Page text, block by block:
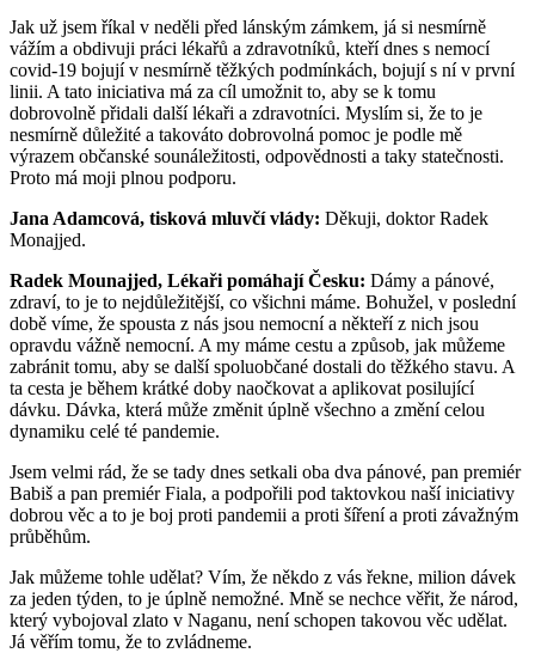
Jak už jsem říkal v neděli před lánským zámkem, já si nesmírně
vážím a obdivuji práci lékařů a zdravotníků, kteří dnes s nemocí
covid-19 bojují v nesmírně těžkých podmínkách, bojují s ní v první
linii. A tato iniciativa má za cíl umožnit to, aby se k tomu
dobrovolně přidali další lékaři a zdravotníci. Myslím si, že to je
nesmírně důležité a takováto dobrovolná pomoc je podle mě
výrazem občanské sounáležitosti, odpovědnosti a taky statečnosti.
Proto má moji plnou podporu.
Jana Adamcová, tisková mluvčí vlády: Děkuji, doktor Radek
Monajjed.
Radek Mounajjed, Lékaři pomáhají Česku: Dámy a pánové,
zdraví, to je to nejdůležitější, co všichni máme. Bohužel, v poslední
době víme, že spousta z nás jsou nemocní a někteří z nich jsou
opravdu vážně nemocní. A my máme cestu a způsob, jak můžeme
zabránit tomu, aby se další spoluobčané dostali do těžkého stavu. A
ta cesta je během krátké doby naočkovat a aplikovat posilující
dávku. Dávka, která může změnit úplně všechno a změní celou
dynamiku celé té pandemie.
Jsem velmi rád, že se tady dnes setkali oba dva pánové, pan premiér
Babiš a pan premiér Fiala, a podpořili pod taktovkou naší iniciativy
dobrou věc a to je boj proti pandemii a proti šíření a proti závažným
průběhům.
Jak můžeme tohle udělat? Vím, že někdo z vás řekne, milion dávek
za jeden týden, to je úplně nemožné. Mně se nechce věřit, že národ,
který vybojoval zlato v Naganu, není schopen takovou věc udělat.
Já věřím tomu, že to zvládneme.